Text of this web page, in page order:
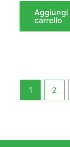
Aggiungi
carrello
1 2